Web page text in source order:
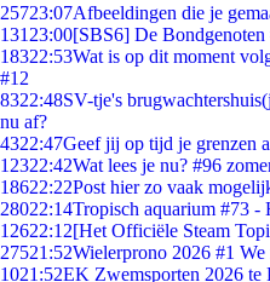
25723:07Afbeeldingen die je
131 23:00[SBS6] De
18322:53Wat is op dit moment
#12
8322:48SV-tje's
nu af?
4322:47Geef jij op tijd je grenzen
12322:42Wat lees je nu? #96
18622:22Post hier zo vaak
28022:14Tropisch aquarium #73 -
12622:12[Het Officiële Steam
27521:52Wielerprono 2026 #1 We
1021:52EK Zwemsporten 2026 te